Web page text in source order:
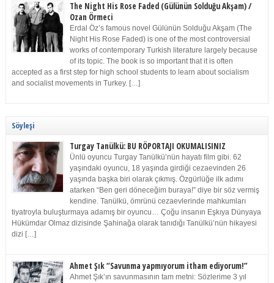
The Night His Rose Faded (Gülünün Solduğu Akşam) /
Ozan Örmeci
Erdal Öz’s famous novel Gülünün Solduğu Akşam (The
Night His Rose Faded) is one of the most controversial
works of contemporary Turkish literature largely because
of its topic. The book is so important that it is often
accepted as a first step for high school students to learn about socialism
and socialist movements in Turkey. […]
Söyleşi
Turgay Tanülkü: BU RÖPORTAJI OKUMALISINIZ
Ünlü oyuncu Turgay Tanülkü’nün hayatı film gibi. 62
yaşındaki oyuncu, 18 yaşında girdiği cezaevinden 26
yaşında başka biri olarak çıkmış. Özgürlüğe ilk adımı
atarken “Ben geri döneceğim buraya!” diye bir söz vermiş
kendine. Tanülkü, ömrünü cezaevlerinde mahkumları
tiyatroyla buluşturmaya adamış bir oyuncu… Çoğu insanın Eşkıya Dünyaya
Hükümdar Olmaz dizisinde Şahinağa olarak tanıdığı Tanülkü’nün hikayesi
dizi […]
Ahmet Şık “Savunma yapmıyorum itham ediyorum!”
Ahmet Şık’ın savunmasının tam metni: Sözlerime 3 yıl